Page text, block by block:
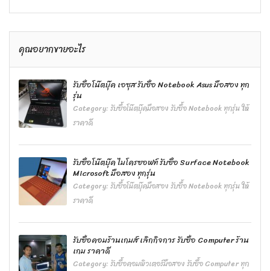
คุณอยากขายอะไร
รับซื้อโน๊ตบุ๊ค เอซุส รับซื้อ Notebook Asus มือสอง ทุก
รุ่น
Category:รับซื้อโน๊ตบุ๊คมือสอง รับซื้อ Notebook ทุกรุ่น ให้
ราคาดี
รับซื้อโน๊ตบุ๊ค ไมโครซอฟท์ รับซื้อ Surface Notebook
Microsoft มือสอง ทุกรุ่น
Category:รับซื้อโน๊ตบุ๊คมือสอง รับซื้อ Notebook ทุกรุ่น ให้
ราคาดี
รับซื้อคอมร้านเกมส์ เลิกกิจการ รับซื้อ Computer ร้าน
เกม ราคาดี
Category:รับซื้อคอมพิวเตอร์มือสอง รับซื้อ Computer ทุก